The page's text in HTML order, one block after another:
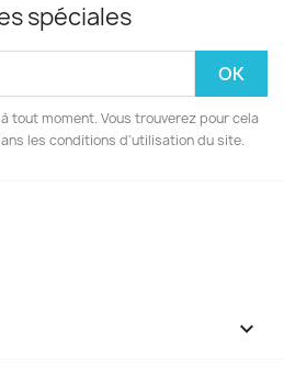
spéciales
tout moment. Vous trouverez pour cela
les conditions d'utilisation du site.
